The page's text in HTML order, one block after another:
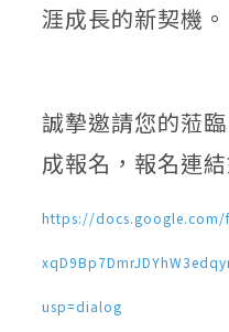
涯成長的新契機。
誠摯邀請您的蒞
成報名，報名連結
https://docs.google.com/
usp=dialog